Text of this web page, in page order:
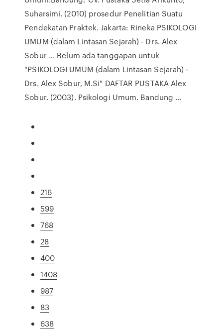
Suharsimi. (2010) prosedur Penelitian Suatu
Pendekatan Praktek. Jakarta: Rineka PSIKOLOGI
UMUM (dalam Lintasan Sejarah) - Drs. Alex
Sobur ... Belum ada tanggapan untuk
"PSIKOLOGI UMUM (dalam Lintasan Sejarah) -
Drs. Alex Sobur, M.Si" DAFTAR PUSTAKA Alex
Sobur. (2003). Psikologi Umum. Bandung ...
216
599
768
28
400
1408
987
83
638